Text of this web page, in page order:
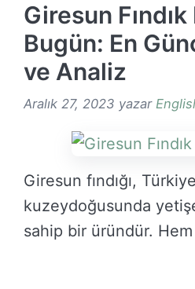
Giresun Fındık
Bugün: En
ve Analiz
Aralık 27, 2023 yazar
Giresun fındığı,
kuzeydoğusunda
sahip bir üründür.